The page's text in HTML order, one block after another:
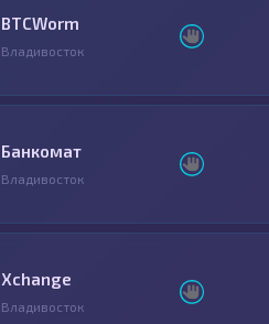
BTCWorm
Владивосток
Банкомат
Владивосток
Xchange
Владивосток